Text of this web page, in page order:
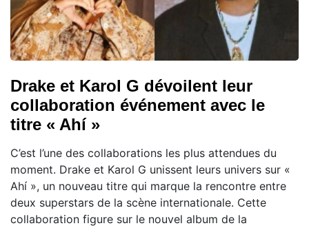
Drake et Karol G dévoilent leur
collaboration événement avec le
titre « Ahí »
C’est l’une des collaborations les plus attendues du
moment. Drake et Karol G unissent leurs univers sur «
Ahí », un nouveau titre qui marque la rencontre entre
deux superstars de la scène internationale. Cette
collaboration figure sur le nouvel album de la